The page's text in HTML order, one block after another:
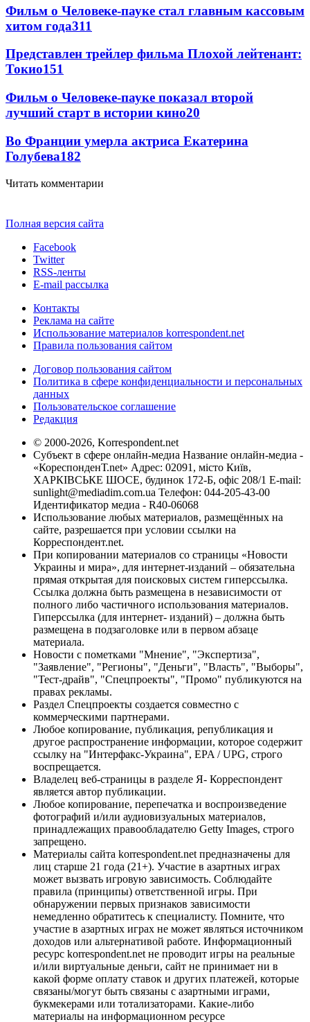
Фильм о Человеке-пауке стал главным кассовым
хитом года311
Представлен трейлер фильма Плохой лейтенант:
Токио151
Фильм о Человеке-пауке показал второй
лучший старт в истории кино20
Во Франции умерла актриса Екатерина
Голубева182
Читать комментарии
Полная версия сайта
Facebook
Twitter
RSS-ленты
E-mail рассылка
Контакты
Реклама на сайте
Использование материалов korrespondent.net
Правила пользования сайтом
Договор пользования сайтом
Политика в сфере конфиденциальности и персональных
данных
Пользовательское соглашение
Редакция
© 2000-2026, Korrespondent.net
Субъект в сфере онлайн-медиа Название онлайн-медиа -
«КореспонденТ.net» Адрес: 02091, місто Київ,
ХАРКІВСЬКЕ ШОСЕ, будинок 172-Б, офіс 208/1 E-mail:
sunlight@mediadim.com.ua Телефон: 044-205-43-00
Идентификатор медиа - R40-06068
Использование любых материалов, размещённых на
сайте, разрешается при условии ссылки на
Корреспондент.net.
При копировании материалов со страницы «Новости
Украины и мира», для интернет-изданий – обязательна
прямая открытая для поисковых систем гиперссылка.
Ссылка должна быть размещена в независимости от
полного либо частичного использования материалов.
Гиперссылка (для интернет- изданий) – должна быть
размещена в подзаголовке или в первом абзаце
материала.
Новости с пометками "Мнение", "Экспертиза",
"Заявление", "Регионы", "Деньги", "Власть", "Выборы",
"Тест-драйв", "Спецпроекты", "Промо" публикуются на
правах рекламы.
Раздел Спецпроекты создается совместно с
коммерческими партнерами.
Любое копирование, публикация, републикация и
другое распространение информации, которое содержит
ссылку на "Интерфакс-Украина", EPA / UPG, строго
воспрещается.
Владелец веб-страницы в разделе Я- Корреспондент
является автор публикации.
Любое копирование, перепечатка и воспроизведение
фотографий и/или аудиовизуальных материалов,
принадлежащих правообладателю Getty Images, строго
запрещено.
Материалы сайта korrespondent.net предназначены для
лиц старше 21 года (21+). Участие в азартных играх
может вызвать игровую зависимость. Соблюдайте
правила (принципы) ответственной игры. При
обнаружении первых признаков зависимости
немедленно обратитесь к специалисту. Помните, что
участие в азартных играх не может являться источником
доходов или альтернативой работе. Информационный
ресурс korrespondent.net не проводит игры на реальные
и/или виртуальные деньги, сайт не принимает ни в
какой форме оплату ставок и других платежей, которые
связаны/могут быть связаны с азартными играми,
букмекерами или тотализаторами. Какие-либо
материалы на информационном ресурсе